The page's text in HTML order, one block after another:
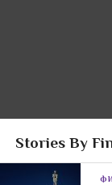
Stories By